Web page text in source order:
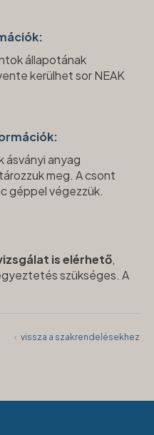
állapotának
kerülhet sor NEAK
ásványi anyag
meg. A csont
géppel végezzük.
is elérhető,
szükséges. A
‹ vissza a szakrendelésekhez